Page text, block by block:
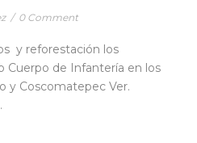
/ 0 Comment
y reforestación los
Cuerpo de Infantería en los
y Coscomatepec Ver.